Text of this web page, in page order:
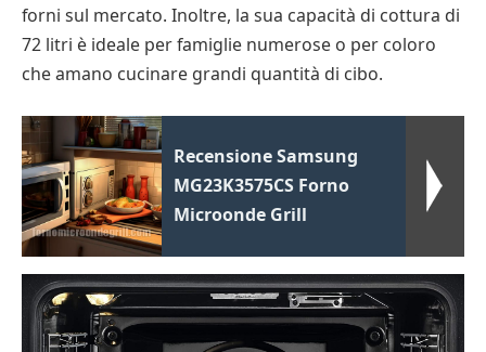
forni sul mercato. Inoltre, la sua capacità di cottura di
72 litri è ideale per famiglie numerose o per coloro
che amano cucinare grandi quantità di cibo.
Recensione Samsung
MG23K3575CS Forno
Microonde Grill